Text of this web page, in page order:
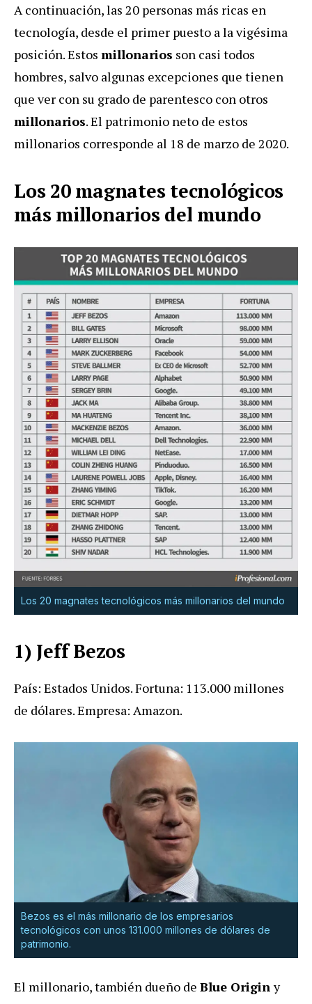
A continuación, las 20 personas más ricas en
tecnología, desde el primer puesto a la vigésima
posición. Estos millonarios son casi todos
hombres, salvo algunas excepciones que tienen
que ver con su grado de parentesco con otros
millonarios. El patrimonio neto de estos
millonarios corresponde al 18 de marzo de 2020.
Los 20 magnates tecnológicos
más millonarios del mundo
Los 20 magnates tecnológicos más millonarios del mundo
1) Jeff Bezos
País: Estados Unidos. Fortuna: 113.000 millones
de dólares. Empresa: Amazon.
Bezos es el más millonario de los empresarios
tecnológicos con unos 131.000 millones de dólares de
patrimonio.
El millonario, también dueño de Blue Originy